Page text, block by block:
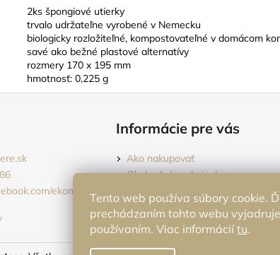
Tento web používa súbory cookie.
prechádzaním tohto webu
používaním. Viac informácií tu.
2ks špongiové utierky
trvalo udržateľne vyrobené v Nemecku
biologicky rozložiteľné, kompostovateľné v domácom
savé ako bežné plastové alternatívy
rozmery 170 x 195 mm
hmotnosť: 0,225 g
ekomo
Informácie pre vás
Ako nakupovať
Obchodné podmienky
Podmienky ochrany osobných
Vrátenie alebo reklamácia tovaru